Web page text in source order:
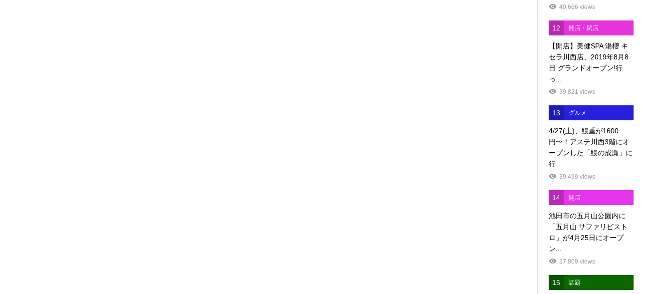
40,666 views
12 開店・閉店
【開店】美健SPA 湯櫻 キ
セラ川西店、2019年8月8
日 グランドオープン!行
っ...
39,821 views
13 グルメ
4/27(土)、鰻重が1600
円〜！アステ川西3階にオ
ープンした「鰻の成瀬」に
行...
39,499 views
14 開店
池田市の五月山公園内に
「五月山 サファリビスト
ロ」が4月25日にオープ
ン...
37,809 views
15 話題